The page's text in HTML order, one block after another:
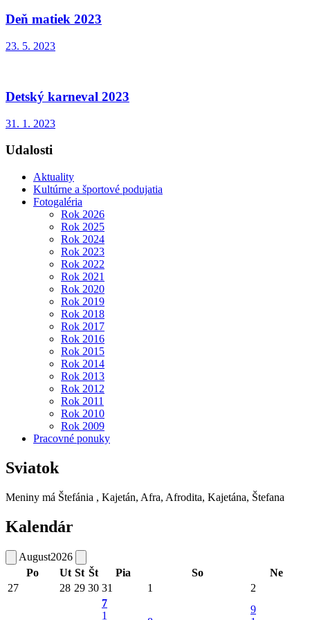
Deň matiek 2023
23. 5. 2023
Detský karneval 2023
31. 1. 2023
Udalosti
Aktuality
Kultúrne a športové podujatia
Fotogaléria
Rok 2026
Rok 2025
Rok 2024
Rok 2023
Rok 2022
Rok 2021
Rok 2020
Rok 2019
Rok 2018
Rok 2017
Rok 2016
Rok 2015
Rok 2014
Rok 2013
Rok 2012
Rok 2011
Rok 2010
Rok 2009
Pracovné ponuky
Sviatok
Meniny má Štefánia , Kajetán, Afra, Afrodita, Kajetána, Štefana
Kalendár
August2026
Po
Ut St Št Pia So
Ne
27
28 29 30 31 1 2
7
1
9